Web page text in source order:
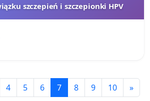
szczepień i szczepionki HPV
4 5 6 7 8 9 10 »